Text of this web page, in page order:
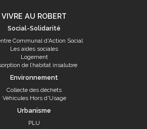
VIVRE AU ROBERT
Social-Solidarité
Communal d'Action Social
Les aides sociales
Logement
de l’habitat insalubre
Environnement
Collecte des déchets
Véhicules Hors d'Usage
Urbanisme
PLU